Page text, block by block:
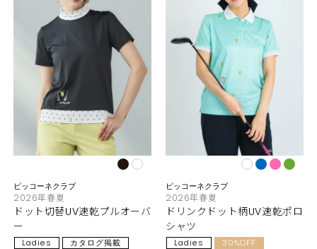
ピッコーネクラブ
2026年春夏
ドット切替UV速乾プルオーバ
ー
Ladies
カタログ掲載
ピッコーネクラブ
2026年春夏
ドリンクドット柄UV速乾ポロ
シャツ
Ladies 30%OFF